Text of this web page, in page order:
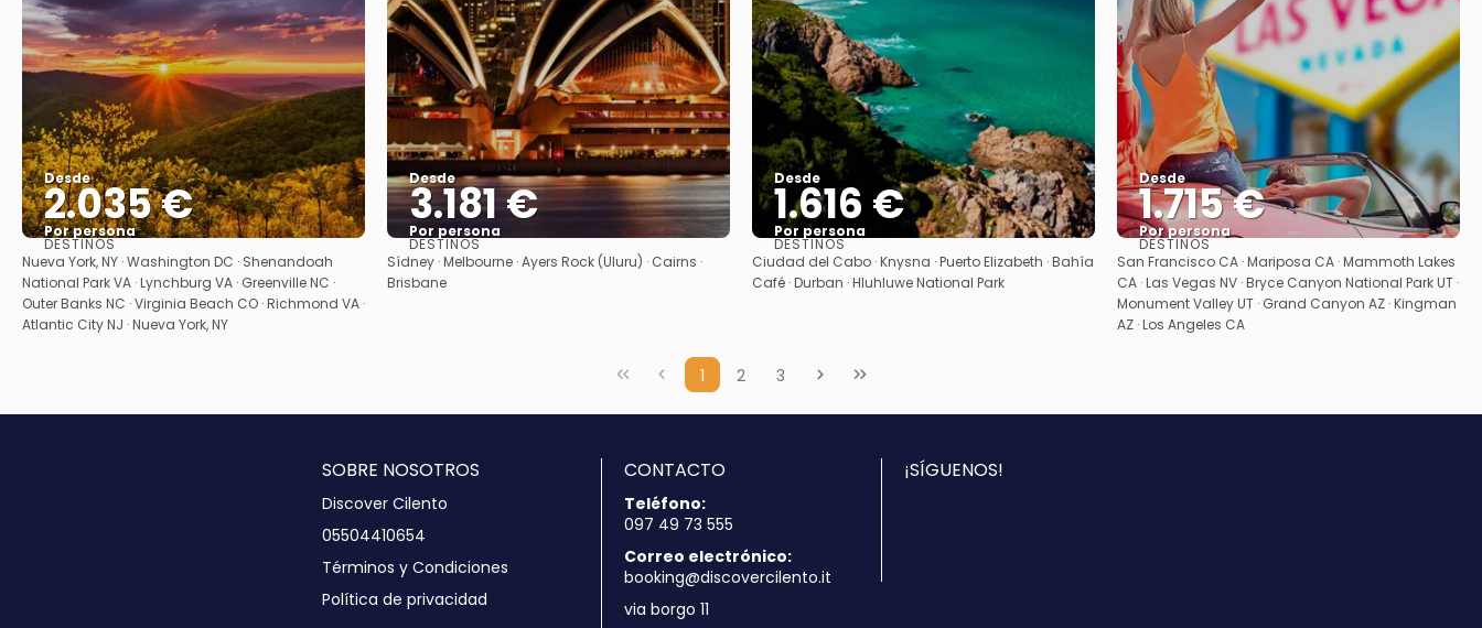
Desde
2.035 €
Por persona
Ver
DESTINOS
Nueva York, NY · Washington DC · Shenandoah
National Park VA · Lynchburg VA · Greenville NC ·
Outer Banks NC · Virginia Beach CO · Richmond VA ·
Atlantic City NJ · Nueva York, NY
Desde
3.181 €
Por persona
Ver
DESTINOS
Sídney · Melbourne · Ayers Rock (Uluru) · Cairns ·
Brisbane
Desde
1.616 €
Por persona
Ver
DESTINOS
Ciudad del Cabo · Knysna · Puerto Elizabeth · Bahía
Café · Durban · Hluhluwe National Park
Desde
1.715 €
Por persona
Ver
DESTINOS
San Francisco CA · Mariposa CA · Mammoth Lakes
CA · Las Vegas NV · Bryce Canyon National Park UT ·
Monument Valley UT · Grand Canyon AZ · Kingman
AZ · Los Angeles CA
1 2 3
SOBRE NOSOTROS
Discover Cilento
05504410654
Términos y Condiciones
Política de privacidad
CONTACTO
Teléfono:
097 49 73 555
Correo electrónico:
booking@discovercilento.it
via borgo 11
¡SÍGUENOS!